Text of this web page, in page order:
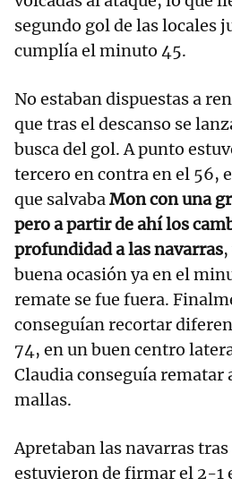
segundo gol de las locales
cumplía el minuto 45.
No estaban dispuestas a
que tras el descanso se
busca del gol. A punto
tercero en contra en el 56,
que salvabaMon con una
pero a partir de ahí los
profundidad a las navarras
buena ocasión ya en el
remate se fue fuera.
conseguían recortar
74, en un buen centro
Claudia conseguía rematar
mallas.
Apretaban las navarras
estuvieron de firmar el 2-1